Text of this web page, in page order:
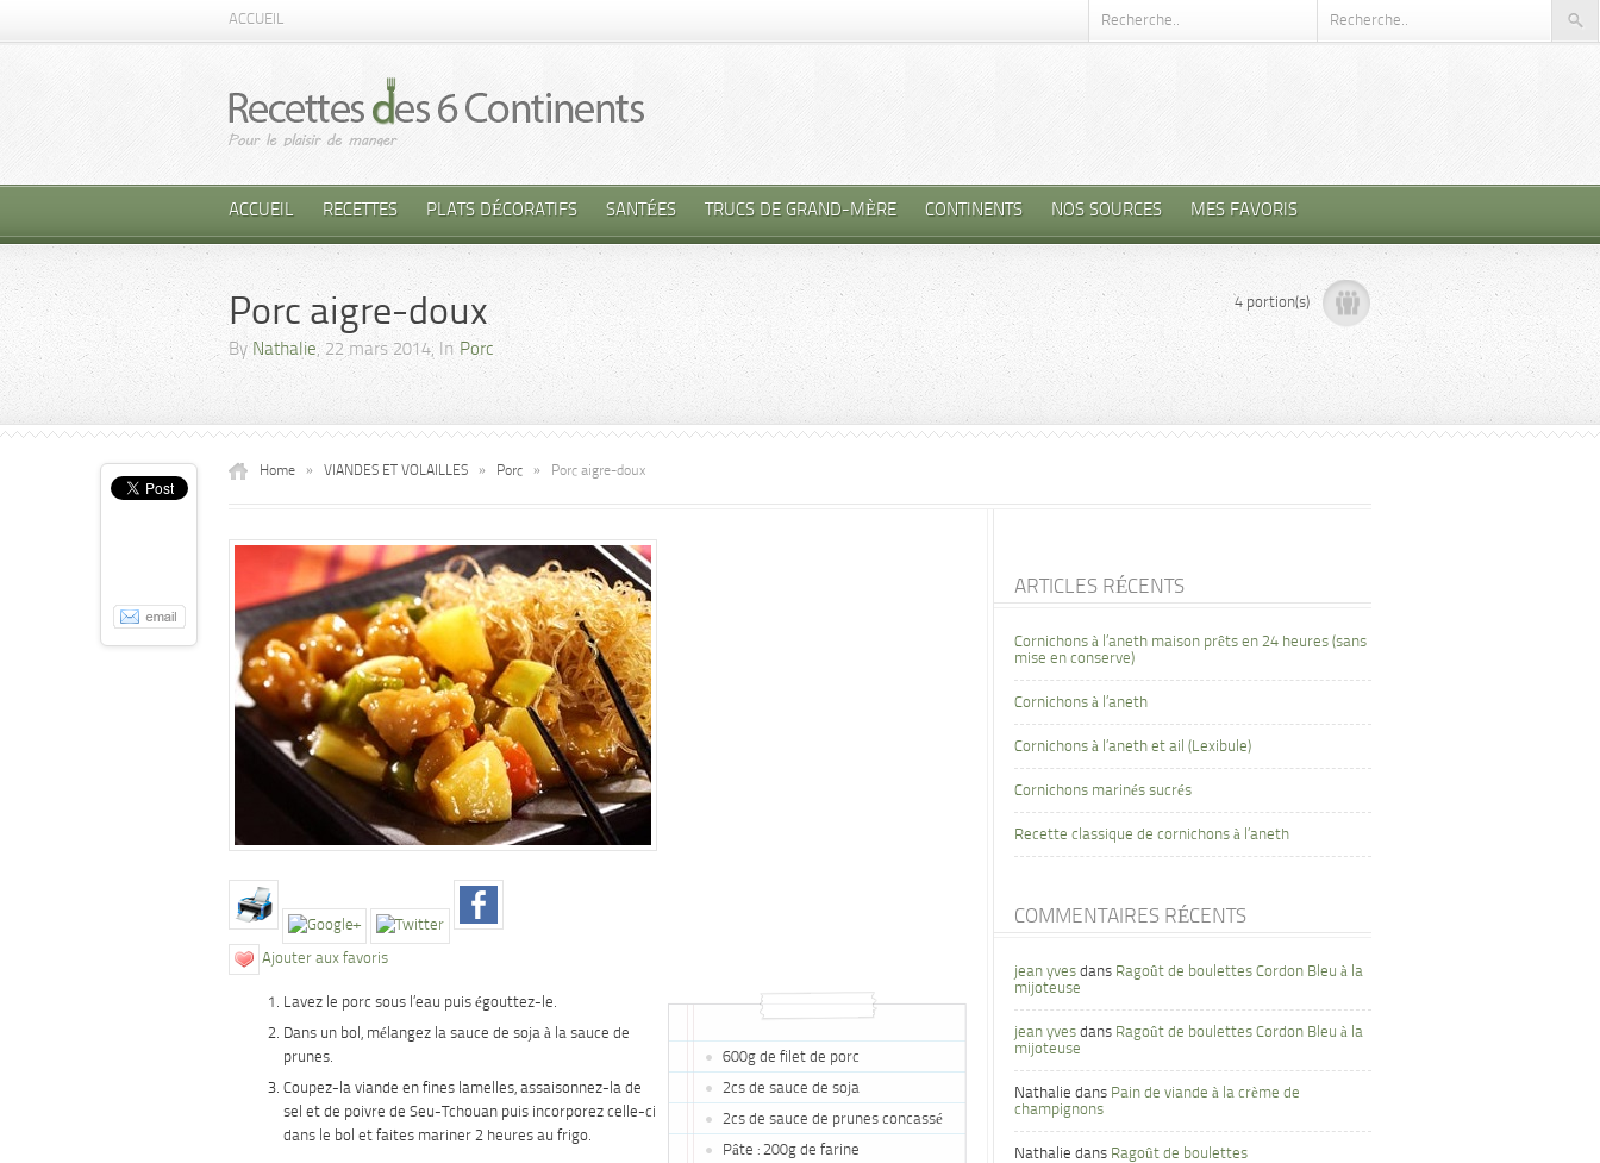
ACCUEIL
ACCUEIL RECETTES PLATS DÉCORATIFS SANTÉES TRUCS DE GRAND-MÈRE CONTINENTS NOS SOURCES MES FAVORIS
Porc aigre-doux
By Nathalie, 22 mars 2014, In Porc
4 portion(s)
Home » VIANDES ET VOLAILLES » Porc » Porc aigre-doux
Ajouter aux favoris
600g de filet de porc
2cs de sauce de soja
2cs de sauce de prunes concassé
Pâte : 200g de farine
Lavez le porc sous l’eau puis égouttez-le.
Dans un bol, mélangez la sauce de soja à la sauce de
prunes.
Coupez-la viande en fines lamelles, assaisonnez-la de
sel et de poivre de Seu-Tchouan puis incorporez celle-ci
dans le bol et faites mariner 2 heures au frigo.
ARTICLES RÉCENTS
Cornichons à l’aneth maison prêts en 24 heures (sans
mise en conserve)
Cornichons à l’aneth
Cornichons à l’aneth et ail (Lexibule)
Cornichons marinés sucrés
Recette classique de cornichons à l’aneth
COMMENTAIRES RÉCENTS
jean yves dans Ragoût de boulettes Cordon Bleu à la
mijoteuse
jean yves dans Ragoût de boulettes Cordon Bleu à la
mijoteuse
Nathalie dans Pain de viande à la crème de
champignons
Nathalie dans Ragoût de boulettes